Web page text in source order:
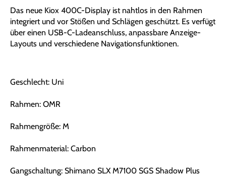
Das neue Kiox 400C-Display ist nahtlos in den Rahmen
integriert und vor Stößen und Schlägen geschützt. Es verfügt
über einen USB-C-Ladeanschluss, anpassbare Anzeige-
Layouts und verschiedene Navigationsfunktionen.
Geschlecht: Uni
Rahmen: OMR
Rahmengröße: M
Rahmenmaterial: Carbon
Gangschaltung: Shimano SLX M7100 SGS Shadow Plus